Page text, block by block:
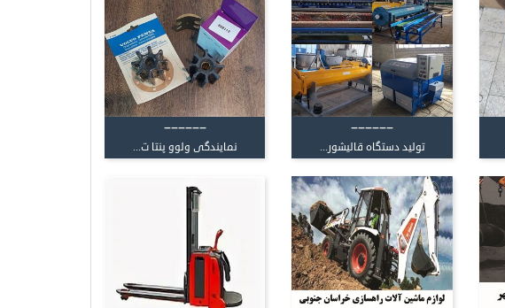
------
تولید دستگاه قالیشور...
------
نمایندگی ولوو پنتا ت...